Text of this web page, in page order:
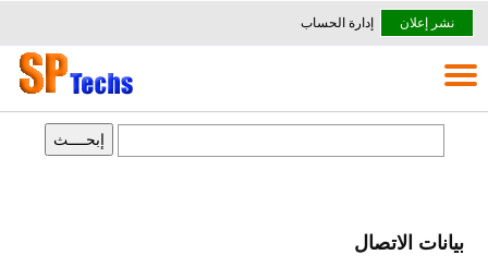
نشر إعلان إدارة الحساب
بيانات الاتصال